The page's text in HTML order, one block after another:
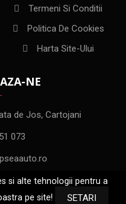
Termeni Si Conditii
Politica De Cookies
Harta Site-Ului
NE
de Jos, Cartojani
073
si alte tehnologii pentru a
pe site!
SETARI